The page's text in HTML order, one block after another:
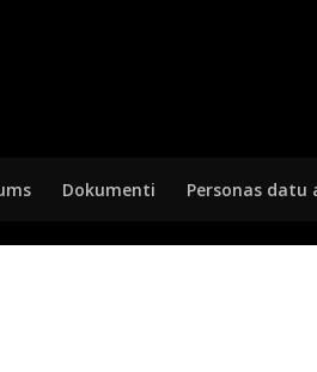
Dokumenti Personas datu